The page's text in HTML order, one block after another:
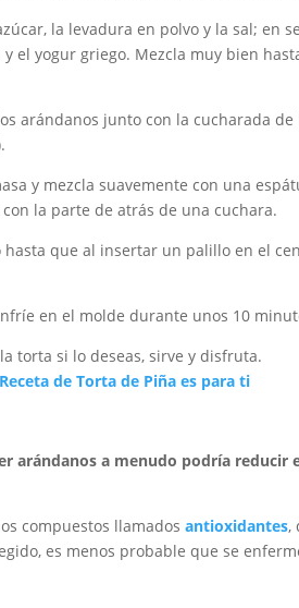
la levadura en polvo y la sal; en
el yogur griego. Mezcla muy bien
arándanos junto con la cucharada
y mezcla suavemente con una
la parte de atrás de una cuchara.
hasta que al insertar un palillo en el
en el molde durante unos 10
torta si lo deseas, sirve y disfruta.
de Torta de Piña es para ti
arándanos a menudo podría reducir
compuestos llamadosantioxidantes,
es menos probable que se